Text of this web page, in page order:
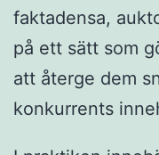
faktadensa,
på ett sätt som
att återge dem
konkurrents